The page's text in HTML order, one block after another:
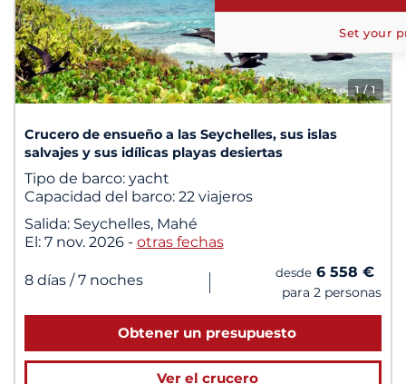
1/ 1
Crucero de ensueño a las Seychelles, sus islas
salvajes y sus idílicas playas desiertas
Tipo de barco: yacht
Capacidad del barco: 22 viajeros
Salida: Seychelles, Mahé
El: 7 nov. 2026 - otras fechas
8 días / 7 noches | desde 6 558 €
para 2 personas
Obtener un presupuesto
Ver el crucero
Set your